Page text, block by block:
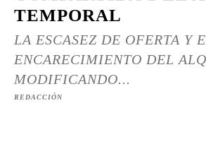
TEMPORAL
LA ESCASEZ DE OFERTA Y
ENCARECIMIENTO DEL
MODIFICANDO...
REDACCIÓN